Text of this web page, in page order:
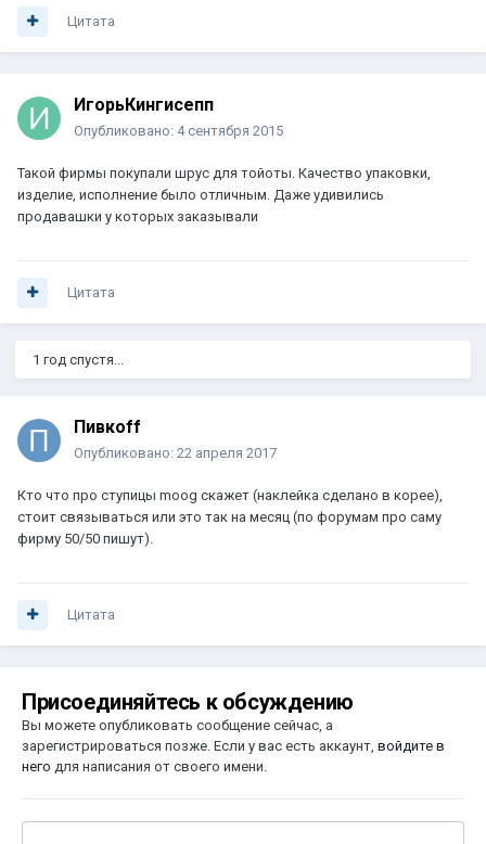
Цитата
ИгорьКингисепп
Опубликовано: 4 сентября 2015
Такой фирмы покупали шрус для тойоты. Качество упаковки,
изделие, исполнение было отличным. Даже удивились
продавашки у которых заказывали
Цитата
1 год спустя...
Пивкоff
Опубликовано: 22 апреля 2017
Кто что про ступицы moog скажет (наклейка сделано в корее),
стоит связываться или это так на месяц (по форумам про саму
фирму 50/50 пишут).
Цитата
Присоединяйтесь к обсуждению
Вы можете опубликовать сообщение сейчас, а
зарегистрироваться позже. Если у вас есть аккаунт, войдите в
него для написания от своего имени.